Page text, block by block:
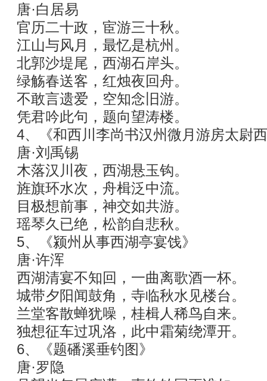
唐·白居易
官历二十政，宦游三十秋。
江山与风月，最忆是杭州。
北郭沙堤尾，西湖石岸头。
绿觞春送客，红烛夜回舟。
不敢言遗爱，空知念旧游。
凭君吟此句，题向望涛楼。
4、《和西川李尚书汉州微月游房太尉
唐·刘禹锡
木落汉川夜，西湖悬玉钩。
旌旗环水次，舟楫泛中流。
目极想前事，神交如共游。
瑶琴久已绝，松韵自悲秋。
5、《颍州从事西湖亭宴饯》
唐·许浑
西湖清宴不知回，一曲离歌酒一杯。
城带夕阳闻鼓角，寺临秋水见楼台。
兰堂客散蝉犹噪，桂楫人稀鸟自来。
独想征车过巩洛，此中霜菊绕潭开。
6、《题磻溪垂钓图》
唐·罗隐